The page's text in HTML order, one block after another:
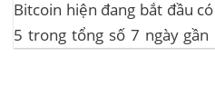
Bitcoin hiện đang bắt đầu
5 trong tổng số 7 ngày gần